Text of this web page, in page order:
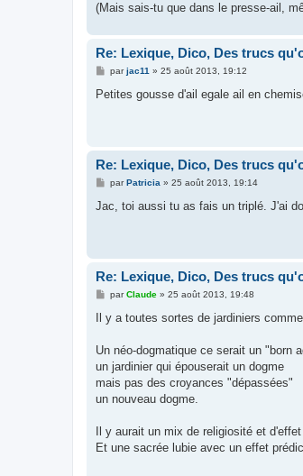
(Mais sais-tu que dans le presse-ail,
Re: Lexique, Dico, Des trucs
M
s
parjac11 » 25 août 2013, 19:12
Petites gousse d'ail egale ail en
Re: Lexique, Dico, Des trucs
M
s
parPatricia » 25 août 2013, 19:14
Jac, toi aussi tu as fais un triplé. J'ai
Re: Lexique, Dico, Des trucs
M
s
s
g
parClaude» 25 août 2013, 19:48
Il y a toutes sortes de jardiniers
Un néo-dogmatique ce serait un "born
un jardinier qui épouserait un dogme
mais pas des croyances "dépassées"
un nouveau dogme.
Il y aurait un mix de religiosité et d'effet
Et une sacrée lubie avec un effet